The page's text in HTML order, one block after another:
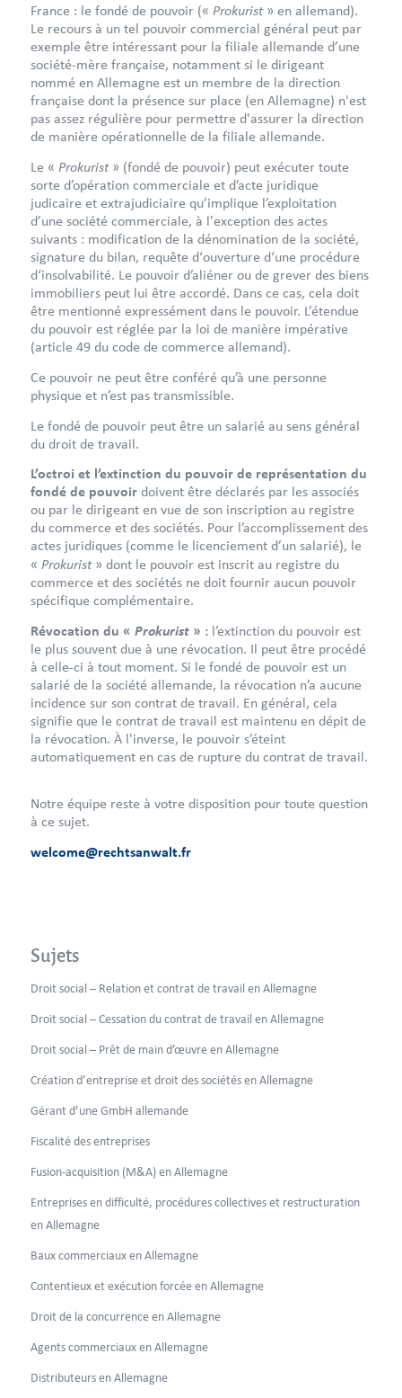
France : le fondé de pouvoir (« Prokurist» en allemand).
Le recours à un tel pouvoir commercial général peut par
exemple être intéressant pour la filiale allemande d’une
société-mère française, notamment si le dirigeant
nommé en Allemagne est un membre de la direction
française dont la présence sur place (en Allemagne) n'est
pas assez régulière pour permettre d'assurer la direction
de manière opérationnelle de la filiale allemande.
Le « Prokurist » (fondé de pouvoir) peut exécuter toute
sorte d’opération commerciale et d’acte juridique
judicaire et extrajudiciaire qu’implique l’exploitation
d’une société commerciale, à l'exception des actes
suivants : modification de la dénomination de la société,
signature du bilan, requête d‘ouverture d‘une procédure
d‘insolvabilité. Le pouvoir d’aliéner ou de grever des biens
immobiliers peut lui être accordé. Dans ce cas, cela doit
être mentionné expressément dans le pouvoir. L’étendue
du pouvoir est réglée par la loi de manière impérative
(article 49 du code de commerce allemand).
Ce pouvoir ne peut être conféré qu’à une personne
physique et n’est pas transmissible.
Le fondé de pouvoir peut être un salarié au sens général
du droit de travail.
L’octroi et l’extinction du pouvoir de représentation du
fondé de pouvoirdoivent être déclarés par les associés
ou par le dirigeant en vue de son inscription au registre
du commerce et des sociétés. Pour l’accomplissement des
actes juridiques (comme le licenciement d’un salarié), le
« Prokurist » dont le pouvoir est inscrit au registre du
commerce et des sociétés ne doit fournir aucun pouvoir
spécifique complémentaire.
Révocation du « Prokurist » :l’extinction du pouvoir est
le plus souvent due à une révocation. Il peut être procédé
à celle-ci à tout moment. Si le fondé de pouvoir est un
salarié de la société allemande, la révocation n’a aucune
incidence sur son contrat de travail. En général, cela
signifie que le contrat de travail est maintenu en dépit de
la révocation. À l'inverse, le pouvoir s’éteint
automatiquement en cas de rupture du contrat de travail.
Notre équipe reste à votre disposition pour toute question
à ce sujet.
welcome@rechtsanwalt.fr
Sujets
Droit social – Relation et contrat de travail en Allemagne
Droit social – Cessation du contrat de travail en Allemagne
Droit social – Prêt de main d’œuvre en Allemagne
Création d’entreprise et droit des sociétés en Allemagne
Gérant d’une GmbH allemande
Fiscalité des entreprises
Fusion-acquisition (M&A) en Allemagne
Entreprises en difficulté, procédures collectives et restructuration
en Allemagne
Baux commerciaux en Allemagne
Contentieux et exécution forcée en Allemagne
Droit de la concurrence en Allemagne
Agents commerciaux en Allemagne
Distributeurs en Allemagne